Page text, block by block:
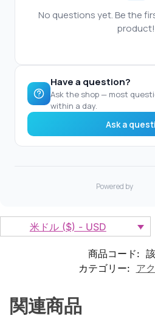
米ドル ($) - USD
商品コード:
カテゴリー: ア
関連商品